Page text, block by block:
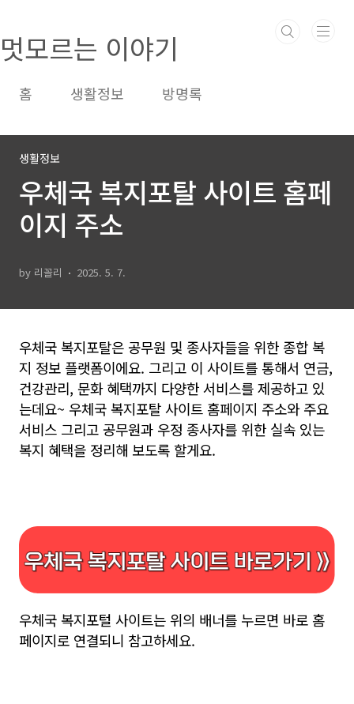
멋모르는 이야기
홈 생활정보 방명록
생활정보
우체국 복지포탈 사이트 홈페
이지 주소
by 리꼴리 2025. 5. 7.
우체국 복지포탈은 공무원 및 종사자들을 위한 종합 복
지 정보 플랫폼이에요. 그리고 이 사이트를 통해서 연금,
건강관리, 문화 혜택까지 다양한 서비스를 제공하고 있
는데요~ 우체국 복지포탈 사이트 홈페이지 주소와 주요
서비스 그리고 공무원과 우정 종사자를 위한 실속 있는
복지 혜택을 정리해 보도록 할게요.
우체국 복지포털 사이트는 위의 배너를 누르면 바로 홈
페이지로 연결되니 참고하세요.